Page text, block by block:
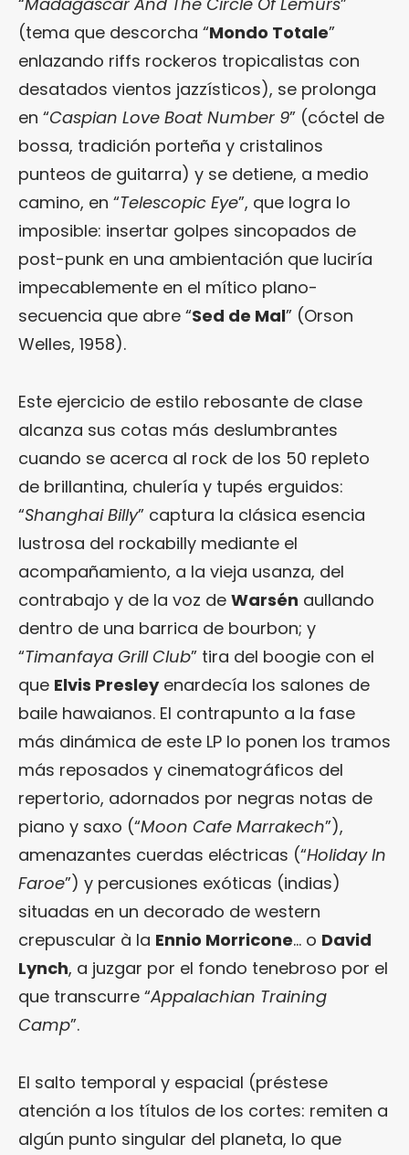
(tema que descorcha “Mondo Totale”
enlazando riffs rockeros tropicalistas con
desatados vientos jazzísticos), se prolonga
en “Caspian Love Boat Number 9” (cóctel de
bossa, tradición porteña y cristalinos
punteos de guitarra) y se detiene, a medio
camino, en “Telescopic Eye”, que logra lo
imposible: insertar golpes sincopados de
post-punk en una ambientación que luciría
impecablemente en el mítico plano-
secuencia que abre “Sed de Mal” (Orson
Welles, 1958).
Este ejercicio de estilo rebosante de clase
alcanza sus cotas más deslumbrantes
cuando se acerca al rock de los 50 repleto
de brillantina, chulería y tupés erguidos:
“Shanghai Billy” captura la clásica esencia
lustrosa del rockabilly mediante el
acompañamiento, a la vieja usanza, del
contrabajo y de la voz de Warsén aullando
dentro de una barrica de bourbon; y
“Timanfaya Grill Club” tira del boogie con el
que Elvis Presleyenardecía los salones de
baile hawaianos. El contrapunto a la fase
más dinámica de este LP lo ponen los tramos
más reposados y cinematográficos del
repertorio, adornados por negras notas de
piano y saxo (“Moon Cafe Marrakech”),
amenazantes cuerdas eléctricas (“Holiday In
Faroe”) y percusiones exóticas (indias)
situadas en un decorado de western
crepuscular à la Ennio Morricone… o David
Lynch, a juzgar por el fondo tenebroso por el
que transcurre “Appalachian Training
Camp”.
El salto temporal y espacial (préstese
atención a los títulos de los cortes: remiten a
algún punto singular del planeta, lo que